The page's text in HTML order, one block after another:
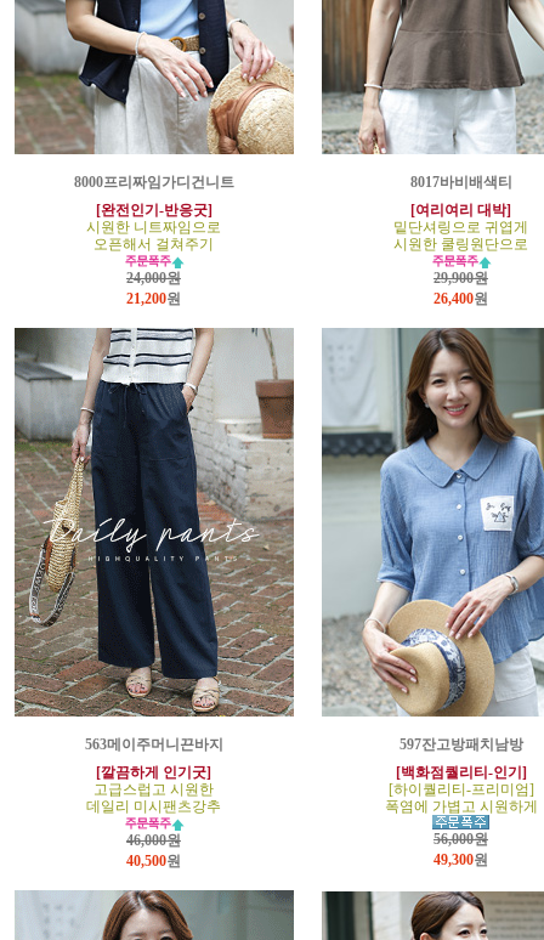
8000프리짜임가디건니트
[완전인기-반응굿]
시원한 니트짜임으로
오픈해서 걸쳐주기
24,000원
21,200원
8017바비배색티
[여리여리 대박]
밑단셔링으로 귀엽게
시원한 쿨링원단으로
29,900원
26,400원
563메이주머니끈바지
[깔끔하게 인기굿]
고급스럽고 시원한
데일리 미시팬츠강추
46,000원
40,500원
597잔고방패치남방
[백화점퀄리티-인기]
[하이퀄리티-프리미엄]
폭염에 가볍고 시원하게
56,000원
49,300원